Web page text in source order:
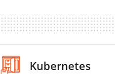
Kubernetes